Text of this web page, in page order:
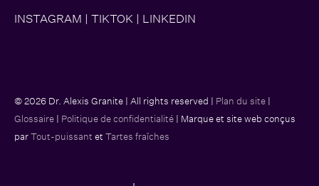
INSTAGRAM | TIKTOK | LINKEDIN
© 2026 Dr. Alexis Granite | All rights reserved | Plan du site|
Glossaire| Politique de confidentialité| Marque et site web conçus
parTout-puissantetTartes fraîches